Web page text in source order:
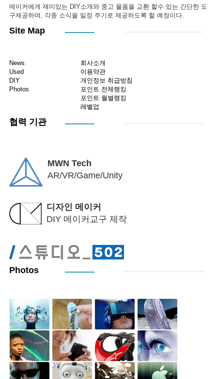
메이커에게 재미있는 DIY소개와 중고 물품을 교환 할수 있는 간단한 도
구제공하며, 각종 소식을 일정 주기로 제공하도록 할 예정이다.
Site Map
News
Used
DIY
Photos
회사소개
이용약관
개인정보 취급방침
포인트 전체랭킹
포인트 월별랭킹
레벨업
협력 기관
MWN Tech
AR/VR/Game/Unity
디자인 메이커
DIY 메이커교구 제작
Photos